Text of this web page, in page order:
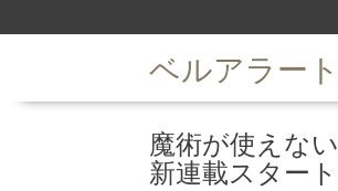
k
ベルアラー
魔術が使えな
新連載スタート